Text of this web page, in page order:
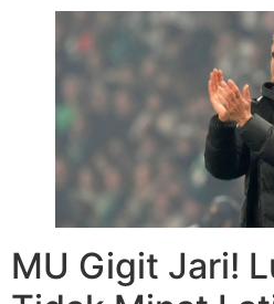
MU Gigit Jari!